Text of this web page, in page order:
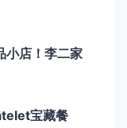
小店！李二家
宝藏餐